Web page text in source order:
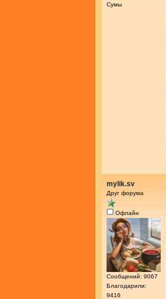
Сумы
mylik.sv
Друг форума
Офлайн
Сообщений: 9067
Благодарили:
9416